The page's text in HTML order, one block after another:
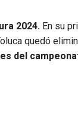
2024. En su
quedó
del